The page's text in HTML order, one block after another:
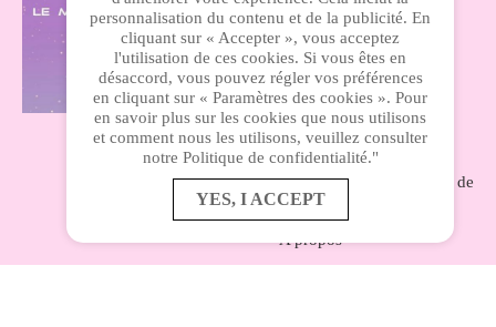
INFORMATIONS
Nos magasins
Livraison
Mentions légales
Nos conditions générales de
ventes
A propos
personnalisation du contenu et de la publicité. En
cliquant sur « Accepter », vous acceptez
l'utilisation de ces cookies. Si vous êtes en
désaccord, vous pouvez régler vos préférences
en cliquant sur « Paramètres des cookies ». Pour
en savoir plus sur les cookies que nous utilisons
et comment nous les utilisons, veuillez consulter
notre Politique de confidentialité."
YES, I ACCEPT